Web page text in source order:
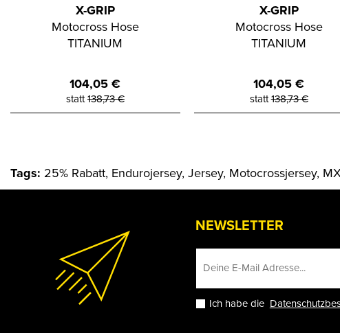
X-GRIP
Motocross Hose
TITANIUM
104,05€
statt138,73€
X-GRIP
Motocross Hose
TITANIUM
104,05€
statt138,73€
Tags: 25% Rabatt, Endurojersey, Jersey, Motocrossjersey,
NEWSLETTER
Ich habe die